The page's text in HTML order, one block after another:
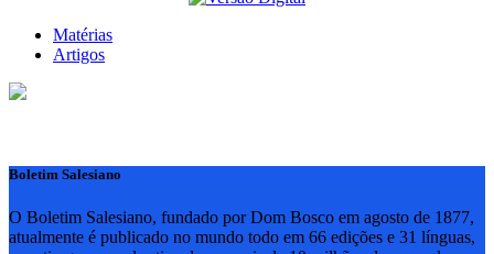
Matérias
Artigos
Boletim Salesiano
O Boletim Salesiano, fundado por Dom Bosco em agosto de 1877,
atualmente é publicado no mundo todo em 66 edições e 31 línguas,